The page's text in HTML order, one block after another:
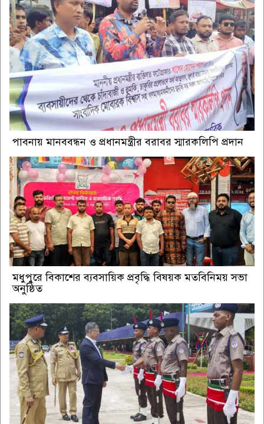
পাবনায় মানববন্ধন ও প্রধানমন্ত্রীর বরাবর স্মারকলিপি প্রদান
মধুপুরে বিকাশের ব্যবসায়িক প্রবৃদ্ধি বিষয়ক মতবিনিময় সভা
অনুষ্ঠিত